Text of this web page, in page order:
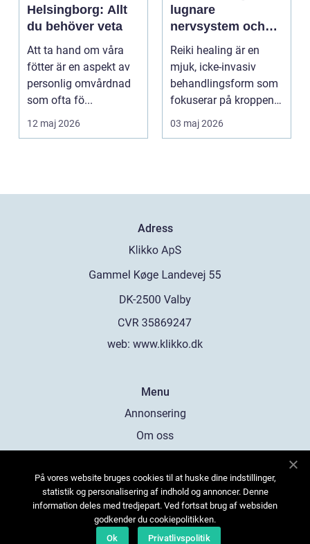
Helsingborg: Allt
du behöver veta
Att ta hand om våra
fötter är en aspekt av
personlig omvårdnad
som ofta fö...
12 maj 2026
lugnare
nervsystem och
djupare
återhämtning
Reiki healing är en
mjuk, icke-invasiv
behandlingsform som
fokuserar på kroppens
egen förmåga att lä...
03 maj 2026
Adress
web: www.klikko.dk
Menu
Annonsering
Om oss
Kontakta oss
Sitemap
På vores website bruges cookies til at huske dine indstillinger,
statistik og personalisering af indhold og annoncer. Denne
information deles med tredjepart. Ved fortsat brug af websiden
godkender du cookiepolitikken.
Ok
Privatlivspolitik